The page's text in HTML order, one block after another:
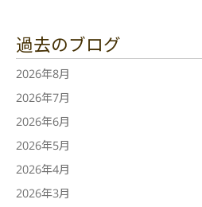
過去のブログ
2026年8月
2026年7月
2026年6月
2026年5月
2026年4月
2026年3月